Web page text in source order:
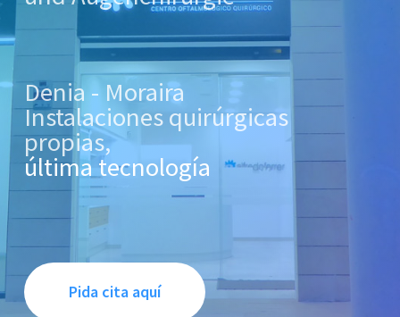
Denia - Moraira
Instalaciones quirúrgicas
propias,
última tecnología
Pida cita aquí